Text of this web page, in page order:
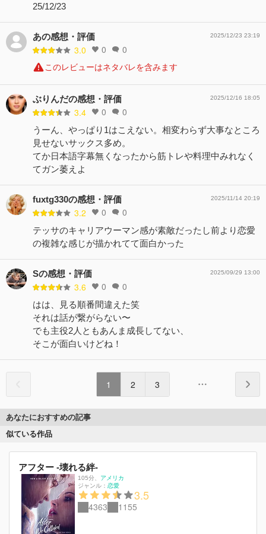
25/12/23
あの感想・評価
3.0 0 0
2025/12/23 23:19
このレビューはネタバレを含みます
ぶりんだの感想・評価
3.4 0 0
2025/12/16 18:05
うーん、やっぱり1はこえない。相変わらず大事なところ
見せないサックス多め。
てか日本語字幕無くなったから筋トレや料理中みれなく
てガン萎えよ
fuxtg330の感想・評価
3.2 0 0
2025/11/14 20:19
テッサのキャリアウーマン感が素敵だったし前より恋愛
の複雑な感じが描かれてて面白かった
Sの感想・評価
3.6 0 0
2025/09/29 13:00
はは、見る順番間違えた笑
それは話が繋がらない〜
でも主役2人ともあんま成長してない、
そこが面白いけどね！
1 2 3
あなたにおすすめの記事
似ている作品
アフター -壊れる絆-
105分
アメリカ
ジャンル： 恋愛
3.5
4363 1155